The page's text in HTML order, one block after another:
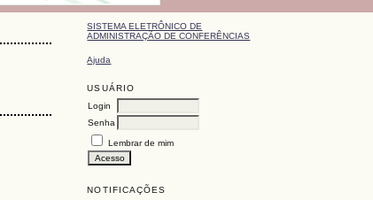
SISTEMA ELETRÔNICO DE
ADMINISTRAÇÃO DE CONFERÊNCIAS
Ajuda
USUÁRIO
Login
Senha
Lembrar de mim
NOTIFICAÇÕES